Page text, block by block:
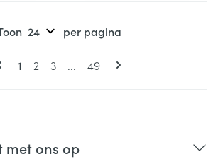
Pagina's
U lees momenteel pagina
1 Pagina
2 Pagina
3 ... Pagina
49
per pagina
met ons op